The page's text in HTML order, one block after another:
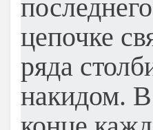
цепочке
ряда
накидом.